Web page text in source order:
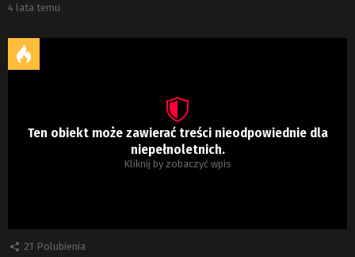
4 lata temu
Ten obiekt może zawierać treści nieodpowiednie dla
niepełnoletnich.
Kliknij by zobaczyć wpis
21 Polubienia